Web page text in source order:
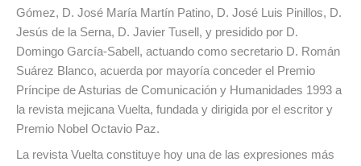
Gómez, D. José María Martín Patino, D. José Luis Pinillos, D.
Jesús de la Serna, D. Javier Tusell, y presidido por D.
Domingo García-Sabell, actuando como secretario D. Román
Suárez Blanco, acuerda por mayoría conceder el Premio
Príncipe de Asturias de Comunicación y Humanidades 1993 a
la revista mejicana Vuelta, fundada y dirigida por el escritor y
Premio Nobel Octavio Paz.
La revista Vuelta constituye hoy una de las expresiones más